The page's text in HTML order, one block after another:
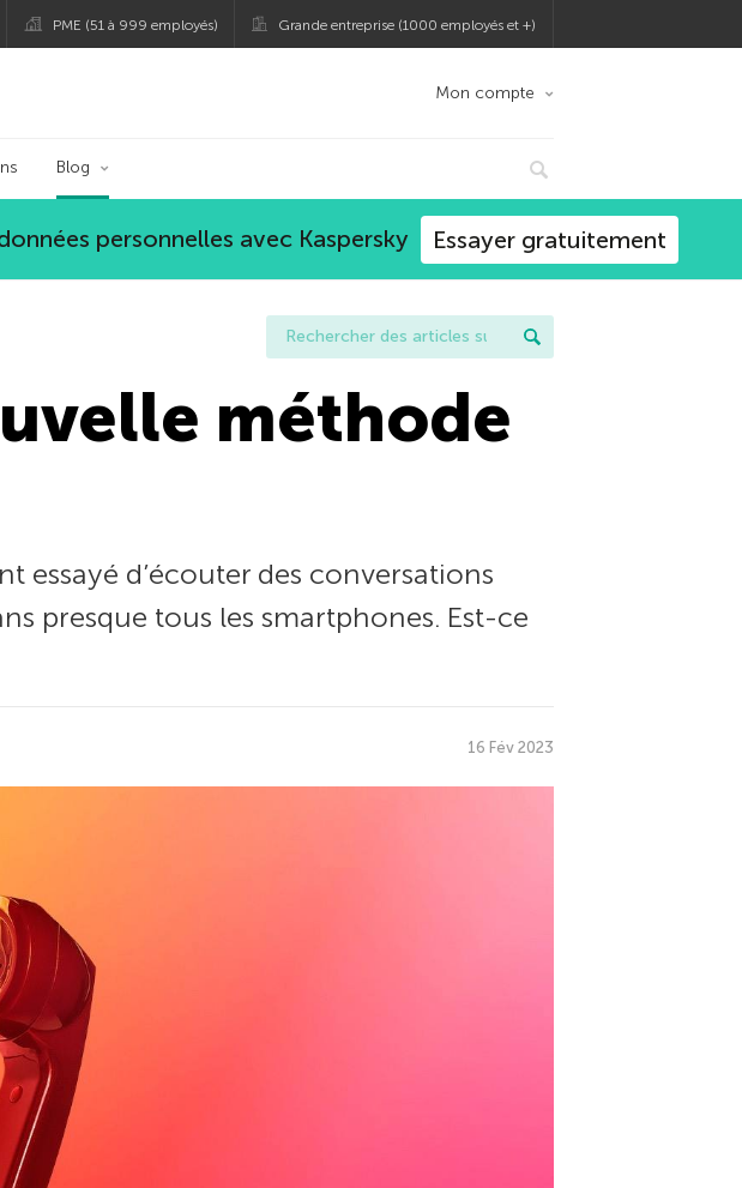
PME (51 à 999 employés) Grande entreprise (1000 employés et +)
Mon compte
Blog
personnelles avec Kaspersky Essayer gratuitement
méthode
essayé d’écouter des conversations
presque tous les smartphones. Est-ce
16 Fév 2023